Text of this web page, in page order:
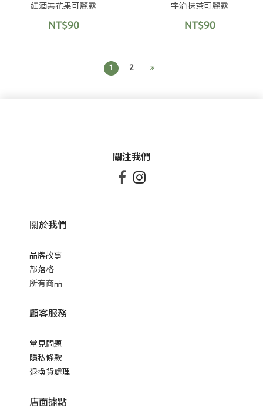
紅酒無花果可麗露
NT$90
宇治抹茶可麗露
NT$90
1 2
關注我們
 
關於我們
品牌故事
部落格
所有商品
顧客服務
常見問題
隱私條款
退換貨處理
店面據點